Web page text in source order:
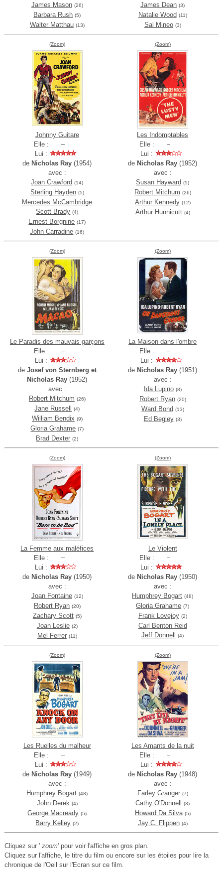
James Mason (26)
Barbara Rush (5)
Walter Matthau (13)
James Dean (3)
Natalie Wood (11)
Sal Mineo (3)
(Zoom)
Johnny Guitare
Elle :
Lui :
de Nicholas Ray (1954)
avec :
Joan Crawford (14)
Sterling Hayden (5)
Mercedes McCambridge
Scott Brady (4)
Ernest Borgnine (17)
John Carradine (16)
(Zoom)
Les Indomptables
Elle :
Lui :
de Nicholas Ray (1952)
avec :
Susan Hayward (5)
Robert Mitchum (26)
Arthur Kennedy (12)
Arthur Hunnicutt (4)
(Zoom)
Le Paradis des mauvais garçons
Elle :
Lui :
de Josef von Sternberg et
Nicholas Ray (1952)
avec :
Robert Mitchum (26)
Jane Russell (4)
William Bendix (9)
Gloria Grahame (7)
Brad Dexter (2)
(Zoom)
La Maison dans l'ombre
Elle :
Lui :
de Nicholas Ray (1951)
avec :
Ida Lupino (8)
Robert Ryan (20)
Ward Bond (13)
Ed Begley (3)
(Zoom)
La Femme aux maléfices
Elle :
Lui :
de Nicholas Ray (1950)
avec :
Joan Fontaine (12)
Robert Ryan (20)
Zachary Scott (5)
Joan Leslie (2)
Mel Ferrer (11)
(Zoom)
Le Violent
Elle :
Lui :
de Nicholas Ray (1950)
avec :
Humphrey Bogart (48)
Gloria Grahame (7)
Frank Lovejoy (2)
Carl Benton Reid
Jeff Donnell
(4)
(Zoom)
Les Ruelles du malheur
Elle :
Lui :
de Nicholas Ray (1949)
avec :
Humphrey Bogart (48)
John Derek (4)
George Macready (5)
Barry Kelley (2)
(Zoom)
Les Amants de la nuit
Elle :
Lui :
de Nicholas Ray (1948)
avec :
Farley Granger (7)
Cathy O'Donnell (3)
Howard Da Silva (5)
Jay C. Flippen (4)
Cliquez sur ' zoom' pour voir l'affiche en gros plan.
Cliquez sur l'affiche, le titre du film ou encore sur les étoiles pour lire la
chronique de l'Oeil sur l'Ecran sur ce film.